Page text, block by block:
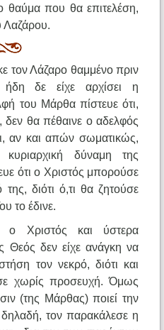
θαύμα που θα επιτελέση,
Λαζάρου.
τον Λάζαρο θαμμένο πριν
ήδη δε είχε αρχίσει η
του Μάρθα πίστευε ότι,
θα πέθαινε ο αδελφός
αν και απών σωματικώς,
δύναμη της
ότι ο Χριστός μπορούσε
διότι ό,τι θα ζητούσε
το έδινε.
ο Χριστός και ύστερα
Θεός δεν είχε ανάγκη να
τον νεκρό, διότι και
χωρίς προσευχή. Όμως
(της Μάρθας) ποιεί την
τον παρακάλεσε η